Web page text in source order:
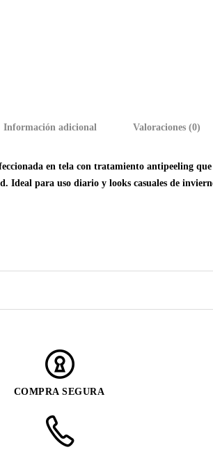
Información adicional Valoraciones (0)
en tela con tratamiento antipeeling
Ideal para uso diario y looks casuales de
COMPRA SEGURA